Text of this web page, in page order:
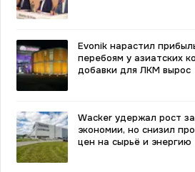
Evonik нарастил
перебоям у азиатских
добавки для ЛКМ вырос
Wacker удержал рост
экономии, но снизил
цен на сырьё и энергию